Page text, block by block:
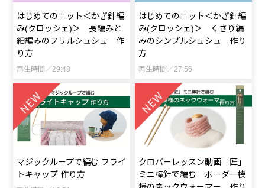
はじめてのニット＜かぎ針編
み(クロッシェ)＞ 長編みと
細編みのフリルシュシュ 作
り方
再生時間／29:48
はじめてのニット＜かぎ針編
み(クロッシェ)＞ くさり編
みのシンプルシュシュ 作り
方
再生時間／27:56
マジックループで編む フライ
トキャップ 作り方
クロバーレッスン動画「匠」
ミニ棒針で編む ボーダー模